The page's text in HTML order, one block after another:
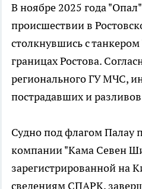
В ноябре 2025 года
происшествии в
столкнувшись с
границах Ростова.
регионального ГУ МЧС,
пострадавших и
Судно под флагом Палау
компании "Кама Севен
зарегистрированной на
сведениям СПАРК,